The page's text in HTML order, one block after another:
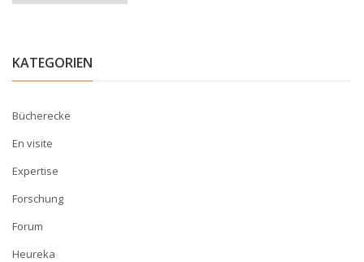
KATEGORIEN
Bücherecke
En visite
Expertise
Forschung
Forum
Heureka